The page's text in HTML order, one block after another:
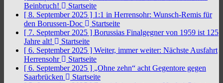
Beinbruch!
Startseite
[ 8. September 2025 ] 1:1 in Herrensohr: Wunsch-Remis für
den Borussen-Doc
Startseite
[ 7. September 2025 ] Borussias Finalgegner von 1959 ist 125
Jahre alt!
Startseite
[ 6. September 2025 ] Weiter, immer weiter: Nächste Ausfahrt
Herrensohr
Startseite
[ 6. September 2025 ] „Ohne zehn“ acht Gegentore gegen
Saarbrücken
Startseite